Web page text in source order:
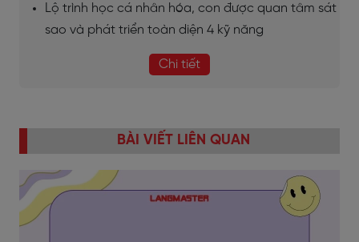
Lộ trình học cá nhân hóa, con được quan tâm sát
sao và phát triển toàn diện 4 kỹ năng
Chi tiết
BÀI VIẾT LIÊN QUAN